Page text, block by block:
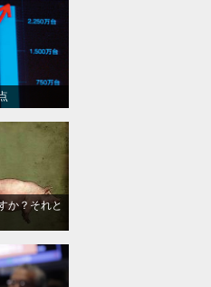
か？それと